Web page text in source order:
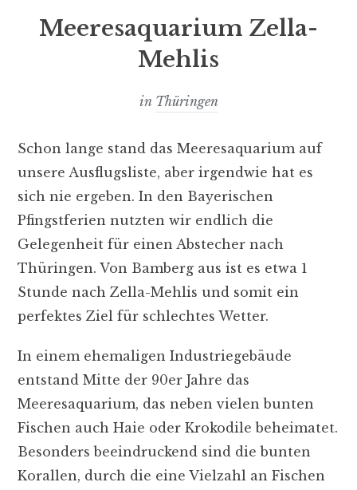
Meeresaquarium Zella-
Mehlis
in Thüringen
Schon lange stand das Meeresaquarium auf
unsere Ausflugsliste, aber irgendwie hat es
sich nie ergeben. In den Bayerischen
Pfingstferien nutzten wir endlich die
Gelegenheit für einen Abstecher nach
Thüringen. Von Bamberg aus ist es etwa 1
Stunde nach Zella-Mehlis und somit ein
perfektes Ziel für schlechtes Wetter.
In einem ehemaligen Industriegebäude
entstand Mitte der 90er Jahre das
Meeresaquarium, das neben vielen bunten
Fischen auch Haie oder Krokodile beheimatet.
Besonders beeindruckend sind die bunten
Korallen, durch die eine Vielzahl an Fischen